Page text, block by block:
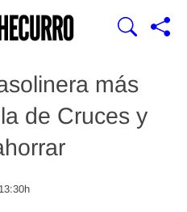
más
de Cruces y